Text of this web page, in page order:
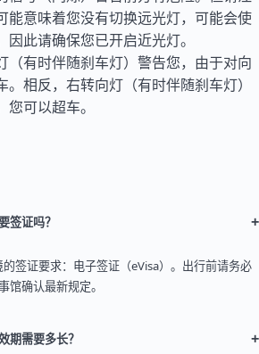
能意味着您没有切换远光灯，可能会使
此请确保您已开启近光灯。
（有时伴随刹车灯）警告您，由于对向
相反，右转向灯（有时伴随刹车灯）
可以超车。
签证吗？ +
签证要求：电子签证（eVisa）。出行前请务必
馆确认最新规定。
期需要多长？ +